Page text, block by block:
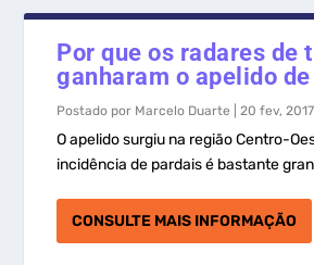
Por que os radares de
ganharam o apelido de
Postado por Marcelo Duarte |20 fev, 2017
O apelido surgiu na região Centro-
incidência de pardais é bastante
CONSULTE MAIS INFORMAÇÃO